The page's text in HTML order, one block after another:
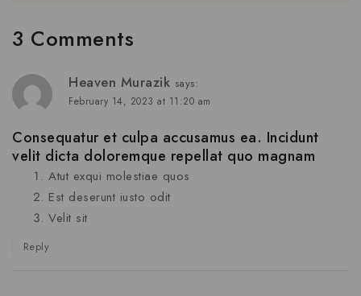
3 Comments
Heaven Murazik says:
February 14, 2023 at 11:20 am
Consequatur et culpa accusamus ea. Incidunt
velit dicta doloremque repellat quo magnam
Atut exqui molestiae quos
Est deserunt iusto odit
Velit sit
Reply